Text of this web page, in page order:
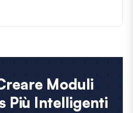
Moduli
Più Intelligenti